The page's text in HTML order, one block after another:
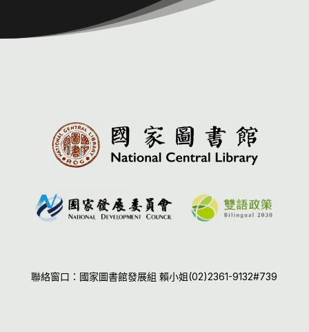
聯絡窗口：國家圖書館發展組 賴小姐(02)2361-9132#739